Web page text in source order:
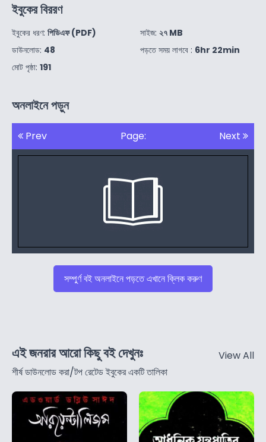
ইবুকের বিররণ
ইবুকের ধরণ: পিডিএফ (PDF)
ডাউনলোড: 48
মোট পৃষ্ঠা: 191
সাইজ: ২৭ MB
পড়তে সময় লাগবে : 6hr 22min
অনলাইনে পড়ুন
Prev Page: Next
সম্পুর্ণ বই অনলাইনে পড়তে এখানে ক্লিক করুণ
এই জনরার আরো কিছু বই দেখুনঃ
শীর্ষ ডাউনলোড করা/টপ রেটেড ইবুকের একটি তালিকা
View All